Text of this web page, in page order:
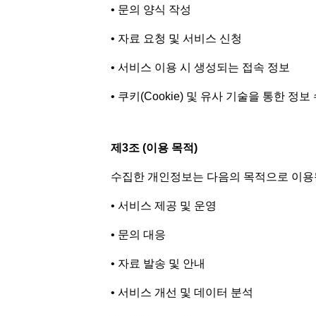
• 문의 양식 작성
• 자료 요청 및 서비스 신청
• 서비스 이용 시 생성되는 접속 정보
• 쿠키(Cookie) 및 유사 기술을 통한 정보
제3조 (이용 목적)
수집한 개인정보는 다음의 목적으로 이용
• 서비스 제공 및 운영
• 문의 대응
• 자료 발송 및 안내
• 서비스 개선 및 데이터 분석